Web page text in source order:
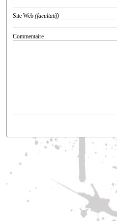
Site Web (facultatif)
Commentaire